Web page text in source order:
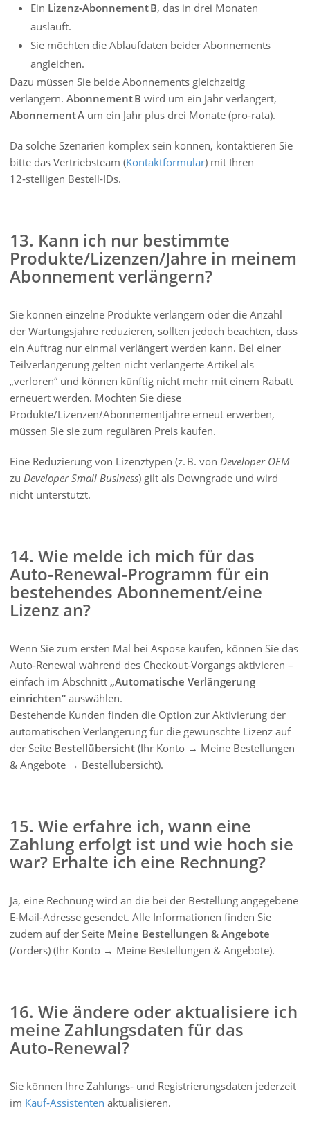
Ein Lizenz‑Abonnement B, das in drei Monaten
ausläuft.
Sie möchten die Ablaufdaten beider Abonnements
angleichen.
Dazu müssen Sie beide Abonnements gleichzeitig
verlängern. Abonnement B wird um ein Jahr verlängert,
Abonnement A um ein Jahr plus drei Monate (pro‑rata).
Da solche Szenarien komplex sein können, kontaktieren Sie
bitte das Vertriebsteam (Kontaktformular) mit Ihren
12‑stelligen Bestell‑IDs.
13. Kann ich nur bestimmte
Produkte/Lizenzen/Jahre in meinem
Abonnement verlängern?
Sie können einzelne Produkte verlängern oder die Anzahl
der Wartungsjahre reduzieren, sollten jedoch beachten, dass
ein Auftrag nur einmal verlängert werden kann. Bei einer
Teilverlängerung gelten nicht verlängerte Artikel als
„verloren“ und können künftig nicht mehr mit einem Rabatt
erneuert werden. Möchten Sie diese
Produkte/Lizenzen/Abonnementjahre erneut erwerben,
müssen Sie sie zum regulären Preis kaufen.
Eine Reduzierung von Lizenztypen (z. B. von Developer OEM
zu Developer Small Business) gilt als Downgrade und wird
nicht unterstützt.
14. Wie melde ich mich für das
Auto‑Renewal‑Programm für ein
bestehendes Abonnement/eine
Lizenz an?
Wenn Sie zum ersten Mal bei Aspose kaufen, können Sie das
Auto‑Renewal während des Checkout‑Vorgangs aktivieren –
einfach im Abschnitt „Automatische Verlängerung
einrichten“ auswählen.
Bestehende Kunden finden die Option zur Aktivierung der
automatischen Verlängerung für die gewünschte Lizenz auf
der Seite Bestellübersicht (Ihr Konto → Meine Bestellungen
& Angebote → Bestellübersicht).
15. Wie erfahre ich, wann eine
Zahlung erfolgt ist und wie hoch sie
war? Erhalte ich eine Rechnung?
Ja, eine Rechnung wird an die bei der Bestellung angegebene
E‑Mail‑Adresse gesendet. Alle Informationen finden Sie
zudem auf der Seite Meine Bestellungen & Angebote
(/orders) (Ihr Konto → Meine Bestellungen & Angebote).
16. Wie ändere oder aktualisiere ich
meine Zahlungsdaten für das
Auto‑Renewal?
Sie können Ihre Zahlungs‑ und Registrierungsdaten jederzeit
im Kauf‑Assistenten aktualisieren.